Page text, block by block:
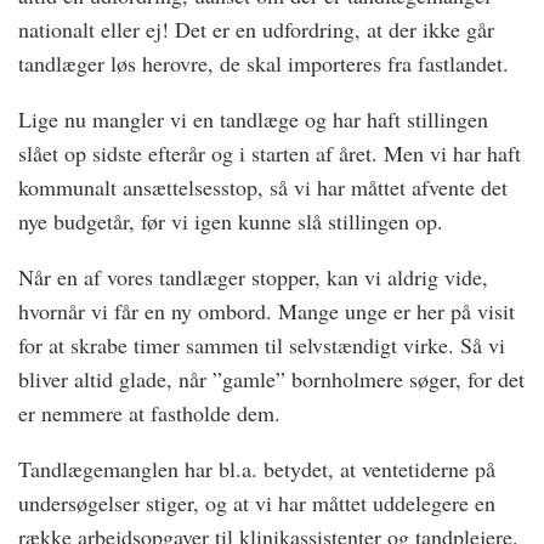
nationalt eller ej! Det er en udfordring, at der ikke går
tandlæger løs herovre, de skal importeres fra fastlandet.
Lige nu mangler vi en tandlæge og har haft stillingen
slået op sidste efterår og i starten af året. Men vi har haft
kommunalt ansættelsesstop, så vi har måttet afvente det
nye budgetår, før vi igen kunne slå stillingen op.
Når en af vores tandlæger stopper, kan vi aldrig vide,
hvornår vi får en ny ombord. Mange unge er her på visit
for at skrabe timer sammen til selvstændigt virke. Så vi
bliver altid glade, når ”gamle” bornholmere søger, for det
er nemmere at fastholde dem.
Tandlægemanglen har bl.a. betydet, at ventetiderne på
undersøgelser stiger, og at vi har måttet uddelegere en
række arbejdsopgaver til klinikassistenter og tandplejere.